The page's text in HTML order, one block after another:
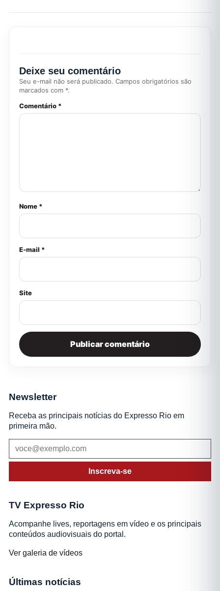
Deixe seu comentário
Seu e-mail não será publicado. Campos obrigatórios são
marcados com *.
Comentário *
Nome *
E-mail *
Site
Newsletter
Receba as principais notícias do Expresso Rio em
primeira mão.
Inscreva-se
TV Expresso Rio
Acompanhe lives, reportagens em vídeo e os principais
conteúdos audiovisuais do portal.
Ver galeria de vídeos
Últimas notícias